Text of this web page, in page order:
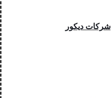
شركات ديكور